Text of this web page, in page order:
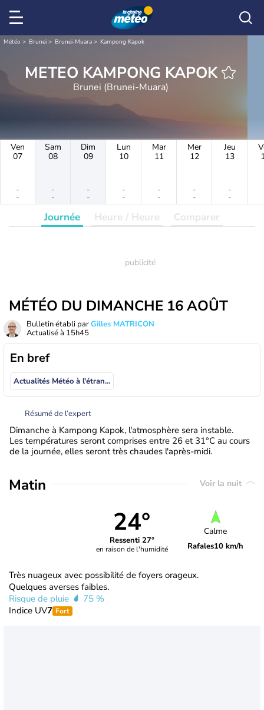
Météo Brunei Brunei-Muara Kampong Kapok
METEO KAMPONG KAPOK
Brunei (Brunei-Muara)
Ven
07
-
-
Sam
08
-
-
Dim
09
-
-
Lun
10
-
-
Mar
11
-
-
Mer
12
-
-
Jeu
13
-
-
Journée Heure / Heure Comparer
MÉTÉO DU DIMANCHE 16 AOÛT
Bulletin établi parGilles MATRICON
Actualisé à 15h45
En bref
Actualités Météo à l'étranger
Résumé de l’expert
Dimanche à Kampong Kapok, l'atmosphère sera instable.
Les températures seront comprises entre 26 et 31°C au cours
de la journée, elles seront très chaudes l'après-midi.
Matin Voir la nuit
24°
Ressenti 27°
en raison de l'humidité
Calme
Rafales10 km/h
Très nuageux avec possibilité de foyers orageux.
Quelques averses faibles.
Risque de pluie
75 %
Indice UV7 Fort